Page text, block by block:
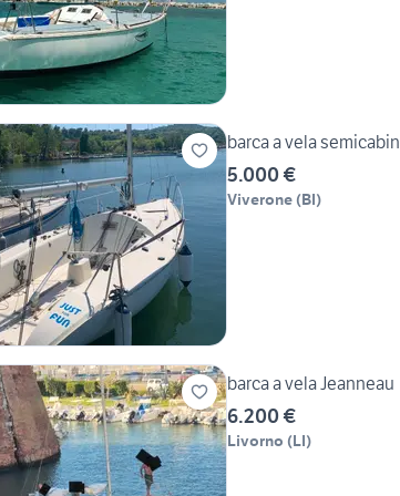
barca a vela
5.000 €
Viverone (BI)
barca a vela Jeanneau
6.200 €
Livorno (LI)